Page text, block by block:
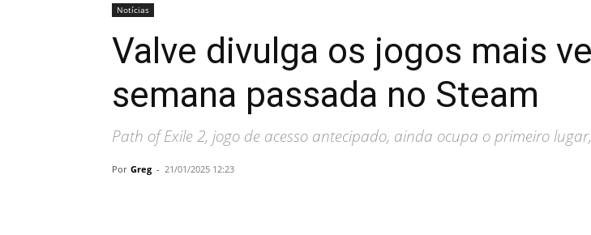
Notícias
Valve divulga os jogos mais
semana passada no Steam
Path of Exile 2, jogo de acesso antecipado, ainda ocupa o primeiro
Por Greg - 21/01/2025 12:23